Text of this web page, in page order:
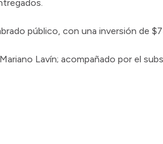
público, con una inversión de
Lavín; acompañado por el